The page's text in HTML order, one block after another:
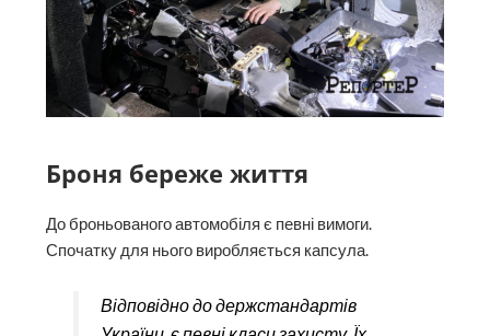
Броня береже життя
До броньованого автомобіля є певні вимоги.
Спочатку для нього виробляється капсула.
Відповідно до держстандартів